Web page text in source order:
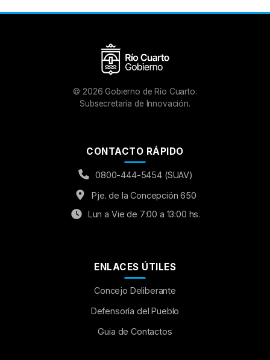
© 2026 Gobierno de Río Cuarto.
Subsecretaría de Innovación.
CONTACTO RÁPIDO
0800-444-5454 (SUAV)
Pje. de la Concepción 650
Lun a Vie de 7:00 a 13:00 hs.
ENLACES ÚTILES
Concejo Deliberante
Defensoría del Pueblo
Guia de Contactos
Aumentar Fuente
OFF